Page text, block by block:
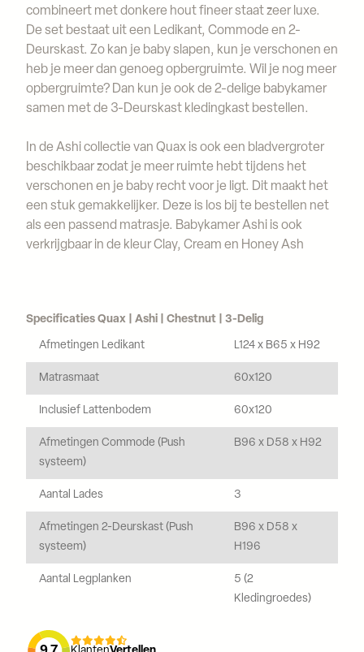
combineert met donkere hout fineer staat zeer luxe.
De set bestaat uit een Ledikant, Commode en 2-
Deurskast. Zo kan je baby slapen, kun je verschonen en
heb je meer dan genoeg opbergruimte. Wil je nog meer
opbergruimte? Dan kun je ook de 2-delige babykamer
samen met de 3-Deurskast kledingkast bestellen.
In de Ashi collectie van Quax is ook een bladvergroter
beschikbaar zodat je meer ruimte hebt tijdens het
verschonen en je baby recht voor je ligt. Dit maakt het
een stuk gemakkelijker. Deze is los bij te bestellen net
als een passend matrasje. Babykamer Ashi is ook
verkrijgbaar in de kleur Clay, Cream en Honey Ash
Specificaties Quax | Ashi | Chestnut | 3-Delig
Afmetingen Ledikant L124 x B65 x H92
Matrasmaat 60x120
Inclusief Lattenbodem 60x120
Afmetingen Commode (Push
systeem)
B96 x D58 x H92
Aantal Lades 3
Afmetingen 2-Deurskast (Push
systeem)
B96 x D58 x
H196
Aantal Legplanken
5 (2
Kledingroedes)